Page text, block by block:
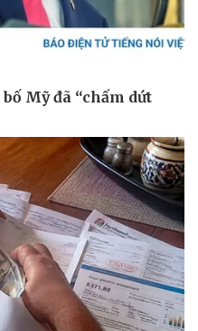
Ô tô - Xe máy
Ô tô
Xe máy